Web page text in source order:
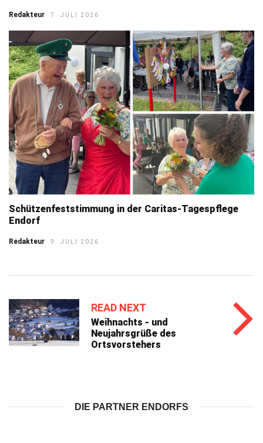
Redakteur 7. JULI 2026
Schützenfeststimmung in der Caritas-Tagespflege
Endorf
Redakteur 9. JULI 2026
READ NEXT
Weihnachts - und
Neujahrsgrüße des
Ortsvorstehers
DIE PARTNER ENDORFS